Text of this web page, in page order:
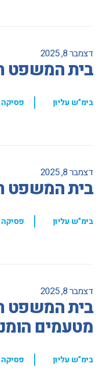
דצמבר 8, 2025
בית המשפט
בימ"ש עליון , פסיקה
דצמבר 8, 2025
בית המשפט
בימ"ש עליון , פסיקה
דצמבר 8, 2025
בית המשפט
מטעמים
בימ"ש עליון , פסיקה